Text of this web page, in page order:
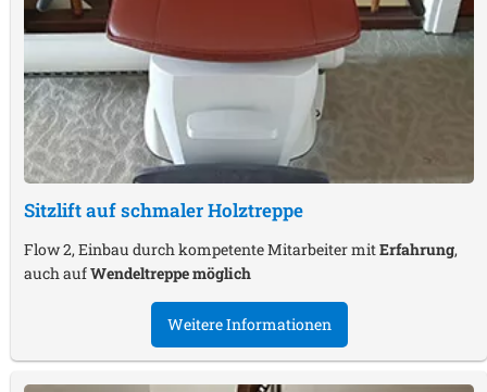
Sitzlift auf schmaler Holztreppe
Flow 2, Einbau durch kompetente Mitarbeiter mitErfahrung,
auch aufWendeltreppe möglich
Weitere Informationen